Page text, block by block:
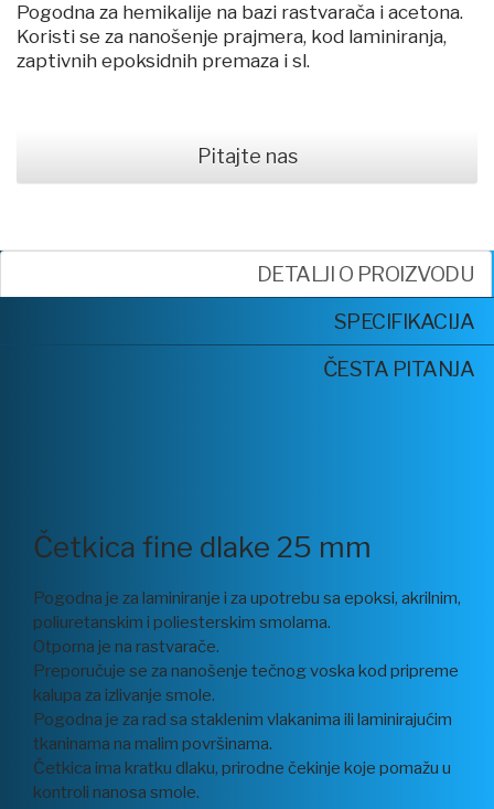
Pogodna za hemikalije na bazi rastvarača i acetona.
Koristi se za nanošenje prajmera, kod laminiranja,
zaptivnih epoksidnih premaza i sl.
Pitajte nas
DETALJI O PROIZVODU
SPECIFIKACIJA
ČESTA PITANJA
Četkica fine dlake 25 mm
Pogodna je za laminiranje i za upotrebu sa epoksi, akrilnim,
poliuretanskim i poliesterskim smolama.
Otporna je na rastvarače.
Preporučuje se za nanošenje tečnog voska kod pripreme
kalupa za izlivanje smole.
Pogodna je za rad sa staklenim vlakanima ili laminirajućim
tkaninama na malim površinama.
Četkica ima kratku dlaku, prirodne čekinje koje pomažu u
kontroli nanosa smole.